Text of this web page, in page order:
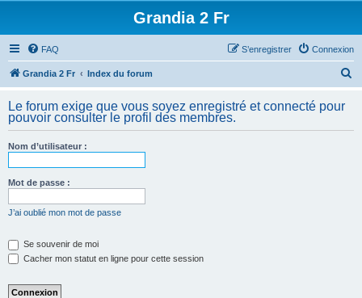
Grandia 2 Fr
FAQ Connexion
S’enregistrer
Grandia 2 Fr Index du forum
h
Le forum exige que vous soyez enregistré et connecté pour
pouvoir consulter le profil des membres.
Nom d’utilisateur :
Mot de passe :
J’ai oublié mon mot de passe
Se souvenir de moi
Cacher mon statut en ligne pour cette session